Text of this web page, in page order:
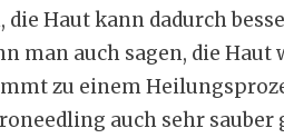
Haut kann dadurch
man auch sagen, die Haut
zu einem
auch sehr sauber